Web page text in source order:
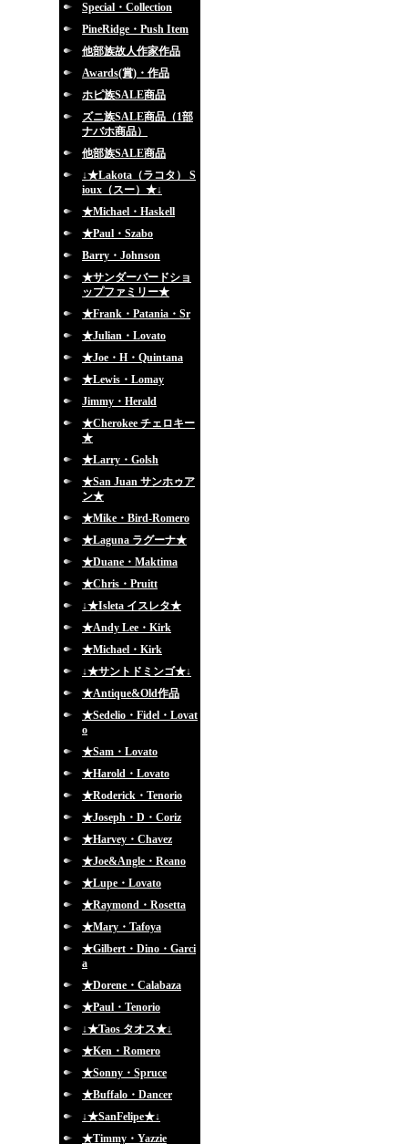
Special・Collection
PineRidge・Push Item
他部族故人作家作品
Awards(賞)・作品
ホピ族SALE商品
ズニ族SALE商品（1部
ナバホ商品）
他部族SALE商品
↓★Lakota（ラコタ） S
ioux（スー）★↓
★Michael・Haskell
★Paul・Szabo
Barry・Johnson
★サンダーバードショ
ップファミリー★
★Frank・Patania・Sr
★Julian・Lovato
★Joe・H・Quintana
★Lewis・Lomay
Jimmy・Herald
★Cherokee チェロキー
★
★Larry・Golsh
★San Juan サンホゥア
ン★
★Mike・Bird-Romero
★Laguna ラグーナ★
★Duane・Maktima
★Chris・Pruitt
↓★Isleta イスレタ★
★Andy Lee・Kirk
★Michael・Kirk
↓★サントドミンゴ★↓
★Antique&Old作品
★Sedelio・Fidel・Lovat
o
★Sam・Lovato
★Harold・Lovato
★Roderick・Tenorio
★Joseph・D・Coriz
★Harvey・Chavez
★Joe&Angle・Reano
★Lupe・Lovato
★Raymond・Rosetta
★Mary・Tafoya
★Gilbert・Dino・Garci
a
★Dorene・Calabaza
★Paul・Tenorio
↓★Taos タオス★↓
★Ken・Romero
★Sonny・Spruce
★Buffalo・Dancer
↓★SanFelipe★↓
★Timmy・Yazzie